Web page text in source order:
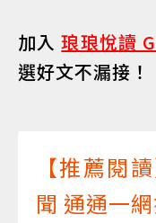
加入琅琅悅讀
選好文不漏接！
【推薦閱
聞 通通一